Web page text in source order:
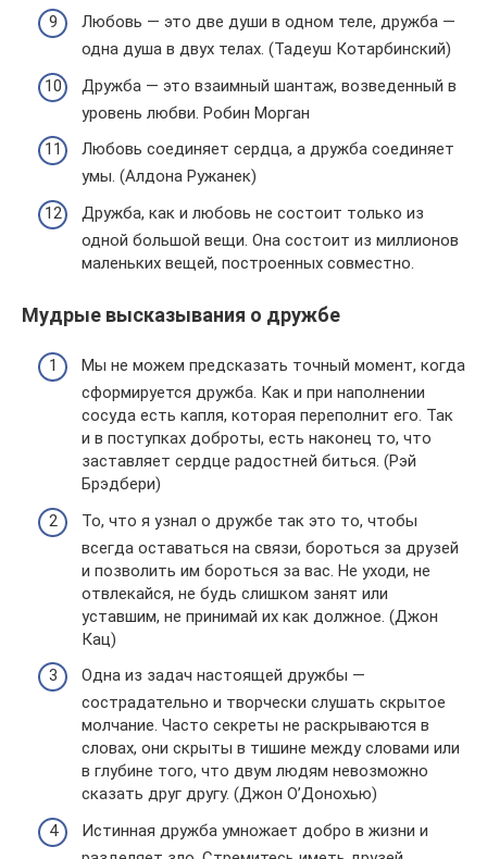
Любовь — это две души в одном теле, дружба —
одна душа в двух телах. (Тадеуш Котарбинский)
Дружба — это взаимный шантаж, возведенный в
уровень любви. Робин Морган
Любовь соединяет сердца, а дружба соединяет
умы. (Алдона Ружанек)
Дружба, как и любовь не состоит только из
одной большой вещи. Она состоит из миллионов
маленьких вещей, построенных совместно.
Мудрые высказывания о дружбе
Мы не можем предсказать точный момент, когда
сформируется дружба. Как и при наполнении
сосуда есть капля, которая переполнит его. Так
и в поступках доброты, есть наконец то, что
заставляет сердце радостней биться. (Рэй
Брэдбери)
То, что я узнал о дружбе так это то, чтобы
всегда оставаться на связи, бороться за друзей
и позволить им бороться за вас. Не уходи, не
отвлекайся, не будь слишком занят или
уставшим, не принимай их как должное. (Джон
Кац)
Одна из задач настоящей дружбы —
сострадательно и творчески слушать скрытое
молчание. Часто секреты не раскрываются в
словах, они скрыты в тишине между словами или
в глубине того, что двум людям невозможно
сказать друг другу. (Джон О’Донохью)
Истинная дружба умножает добро в жизни и